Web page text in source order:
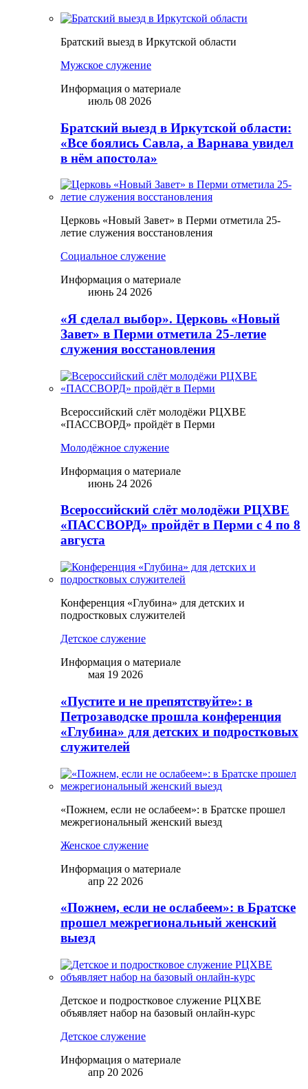
Братский выезд в Иркутской области
Мужское служение
Информация о материале
июль 08 2026
Братский выезд в Иркутской области:
«Все боялись Савла, а Варнава увидел
в нём апостола»
Церковь «Новый Завет» в Перми отметила 25-
летие служения восстановления
Социальное служение
Информация о материале
июнь 24 2026
«Я сделал выбор». Церковь «Новый
Завет» в Перми отметила 25-летие
служения восстановления
Всероссийский слёт молодёжи РЦХВЕ
«ПАССВОРД» пройдёт в Перми
Молодёжное служение
Информация о материале
июнь 24 2026
Всероссийский слёт молодёжи РЦХВЕ
«ПАССВОРД» пройдёт в Перми с 4 по 8
августа
Конференция «Глубина» для детских и
подростковых служителей
Детское служение
Информация о материале
мая 19 2026
«Пустите и не препятствуйте»: в
Петрозаводске прошла конференция
«Глубина» для детских и подростковых
служителей
«Пожнем, если не ослабеем»: в Братске прошел
межрегиональный женский выезд
Женское служение
Информация о материале
апр 22 2026
«Пожнем, если не ослабеем»: в Братске
прошел межрегиональный женский
выезд
Детское и подростковое служение РЦХВЕ
объявляет набор на базовый онлайн-курс
Детское служение
Информация о материале
апр 20 2026